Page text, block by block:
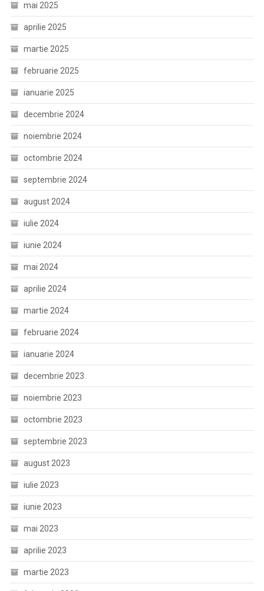
mai 2025
aprilie 2025
martie 2025
februarie 2025
ianuarie 2025
decembrie 2024
noiembrie 2024
octombrie 2024
septembrie 2024
august 2024
iulie 2024
iunie 2024
mai 2024
aprilie 2024
martie 2024
februarie 2024
ianuarie 2024
decembrie 2023
noiembrie 2023
octombrie 2023
septembrie 2023
august 2023
iulie 2023
iunie 2023
mai 2023
aprilie 2023
martie 2023